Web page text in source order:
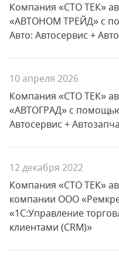
Компания «СТО ТЕК»
«АВТОНОМ ТРЕЙД» с
Авто: Автосервис +
10 апреля 2026
Компания «СТО ТЕК»
«АВТОГРАД» с
Автосервис +
12 декабря 2022
Компания «СТО ТЕК»
компании ООО
«1С:Управление
клиентами (CRM)»